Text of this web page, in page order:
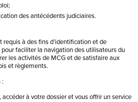
des antécédents judiciaires.
à des fins d’identification et de
faciliter la navigation des utilisateurs du
les activités de MCG et de satisfaire aux
et règlements.
:
à votre dossier et vous offrir un service